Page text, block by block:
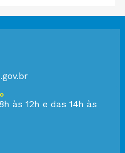
às 12h e das 14h às